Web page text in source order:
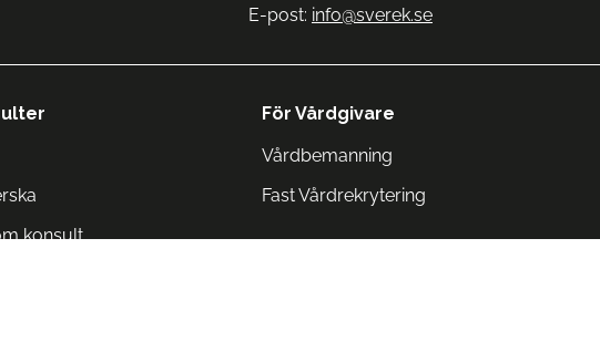
E-post: info@sverek.se
konsult
För Vårdgivare
Vårdbemanning
Fast Vårdrekrytering